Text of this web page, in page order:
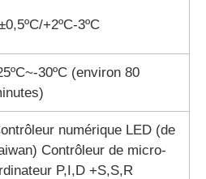
chaussures
emballages
adhésifs
+2ºC-3ºC
30ºC (environ 80
numérique LED (de
Contrôleur de micro-
P,I,D +S,S,R